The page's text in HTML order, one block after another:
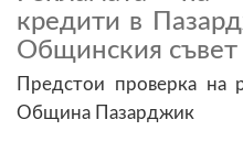
кредити в
Общинския съвет
Предстои проверка на
Община Пазарджик